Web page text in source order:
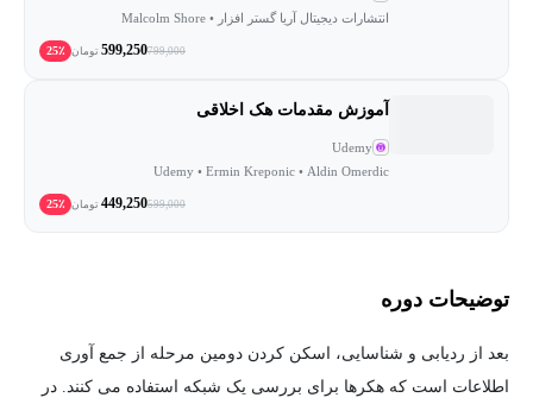
انتشارات دیجیتال آریا گستر افزار • Malcolm Shore
799,000
599,250 تومان 25٪
آموزش مقدمات هک اخلاقی
Udemy
Udemy • Ermin Kreponic • Aldin Omerdic
599,000
449,250 تومان 25٪
توضیحات دوره
بعد از ردیابی و شناسایی، اسکن کردن دومین مرحله از جمع آوری
اطلاعات است که هکرها برای بررسی یک شبکه استفاده می کنند. در